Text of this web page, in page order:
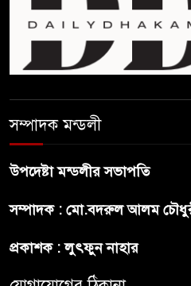
বন্ধুত্ব :
সম্পাদক মন্ডলী
উপদেষ্টা মন্ডলীর সভাপতি
সম্পাদক : মো.বদরুল আলম
প্রকাশক : লুৎফুন নাহার